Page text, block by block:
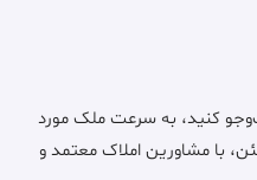
کنید، به سرعت ملک مورد
با مشاورین املاک معتمد و